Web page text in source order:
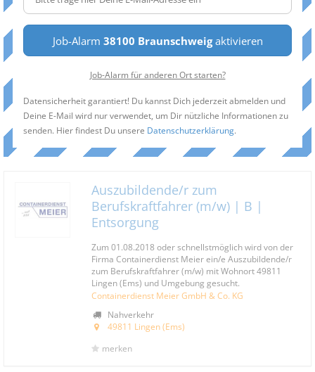
Job-Alarm 38100 Braunschweigaktivieren
Job-Alarm für anderen Ort starten?
Datensicherheit garantiert! Du kannst Dich jederzeit abmelden und
Deine E-Mail wird nur verwendet, um Dir nützliche Informationen zu
senden. Hier findest Du unsere Datenschutzerklärung.
Auszubildende/r zum
Berufskraftfahrer (m/w) | B |
Entsorgung
Zum 01.08.2018 oder schnellstmöglich wird von der
Firma Containerdienst Meier ein/e Auszubildende/r
zum Berufskraftfahrer (m/w) mit Wohnort 49811
Lingen (Ems) und Umgebung gesucht.
Containerdienst Meier GmbH & Co. KG
Nahverkehr
49811 Lingen (Ems)
merken